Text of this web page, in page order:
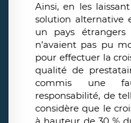
Ainsi, en les
solution alternative
un pays
n’avaient pas pu
pour effectuer la
qualité de
commis une
responsabilité, de
considère que le